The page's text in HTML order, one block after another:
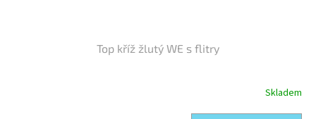
Top kříž žlutý WE s flitry
Skladem